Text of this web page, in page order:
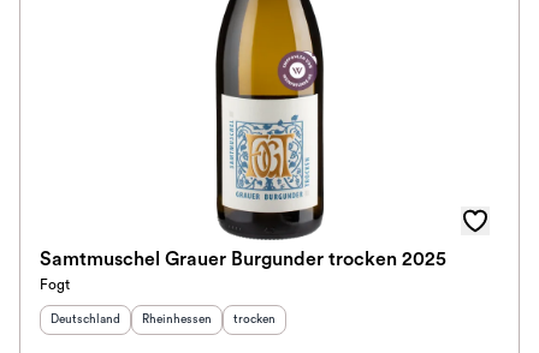
Samtmuschel Grauer Burgunder trocken 2025
Fogt
Herkunftsland
Deutschland Herkunftsregion :
Rheinhessen Geschmack
trocken